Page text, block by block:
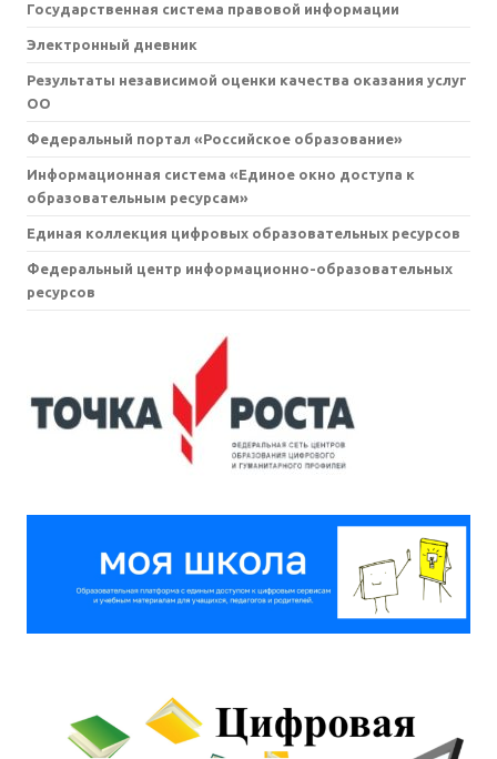
Государственная система правовой информации
Электронный дневник
Результаты независимой оценки качества оказания услуг
ОО
Федеральный портал «Российское образование»
Информационная система «Единое окно доступа к
образовательным ресурсам»
Единая коллекция цифровых образовательных ресурсов
Федеральный центр информационно-образовательных
ресурсов